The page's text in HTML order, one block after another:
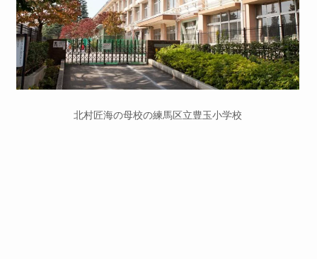
北村匠海の母校の練馬区立豊玉小学校